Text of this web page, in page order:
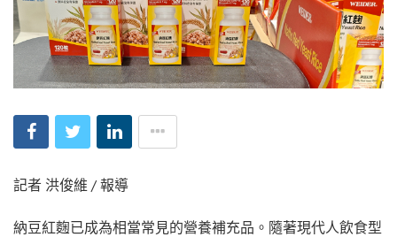
記者 洪俊維 / 報導
納豆紅麴已成為相當常見的營養補充品。隨著現代人飲食型